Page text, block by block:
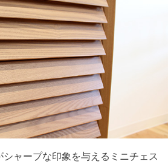
ャープな印象を与えるミニチェス